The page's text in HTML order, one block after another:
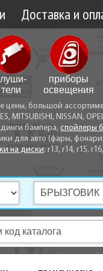
Доставка и
Доставка по
Доставка по
Самовывоз
Способы оплаты
тели
приборы
освещения
цены, большой
MITSUBISHI, NISSAN,
бампера, спойлеры
для авто (фары,
на диски: r13, r14, r15, r16,